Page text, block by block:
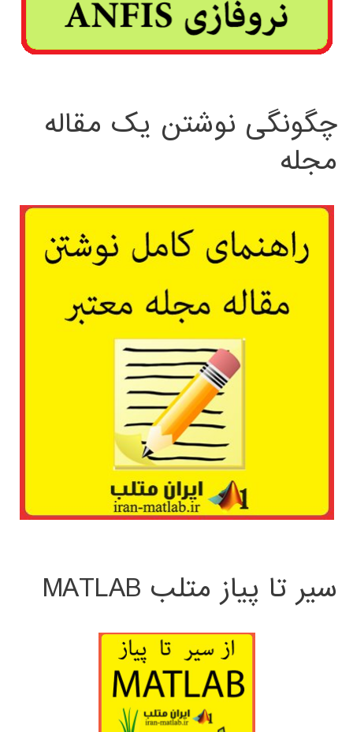
چگونگی نوشتن یک مقاله
مجله
سیر تا پیاز متلب MATLAB